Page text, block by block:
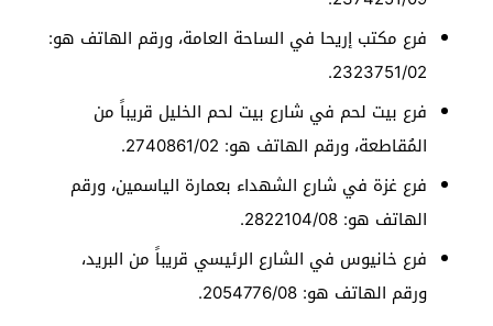
فرع مكتب إريحا في الساحة العامة، ورقم الهاتف هو:
2323751/02.
فرع بيت لحم في شارع بيت لحم الخليل قريباً من
المُقاطعة، ورقم الهاتف هو: 2740861/02.
فرع غزة في شارع الشهداء بعمارة الياسمين، ورقم
الهاتف هو: 2822104/08.
فرع خانيوس في الشارع الرئيسي قريباً من البريد،
ورقم الهاتف هو: 2054776/08.